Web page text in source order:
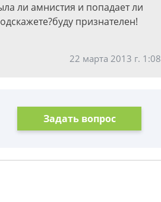
ли амнистия и попадает ли
признателен!
22 марта 2013 г. 1:08
Задать вопрос